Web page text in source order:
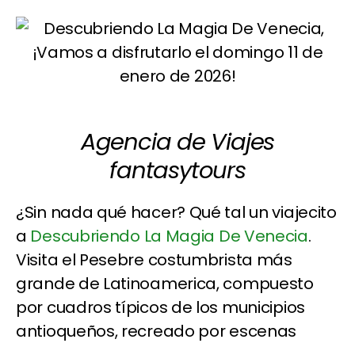
Agencia de Viajes
fantasytours
¿Sin nada qué hacer? Qué tal un viajecito
a Descubriendo La Magia De Venecia.
Visita el Pesebre costumbrista más
grande de Latinoamerica, compuesto
por cuadros típicos de los municipios
antioqueños, recreado por escenas